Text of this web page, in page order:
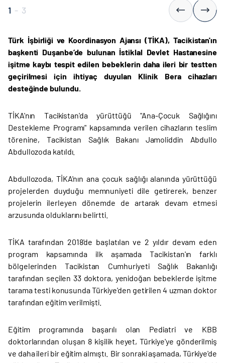
1 - 3
Türk İşbirliği ve Koordinasyon Ajansı (TİKA), Tacikistan'ın
başkenti Duşanbe’de bulunan İstiklal Devlet Hastanesine
işitme kaybı tespit edilen bebeklerin daha ileri bir testten
geçirilmesi için ihtiyaç duyulan Klinik Bera cihazları
desteğinde bulundu.
TİKA'nın Tacikistan'da yürüttüğü "Ana-Çocuk Sağlığını
Destekleme Programı" kapsamında verilen cihazların teslim
törenine, Tacikistan Sağlık Bakanı Jamoliddin Abdullo
Abdullozoda katıldı.
Abdullozoda, TİKA'nın ana çocuk sağlığı alanında yürüttüğü
projelerden duyduğu memnuniyeti dile getirerek, benzer
projelerin ilerleyen dönemde de artarak devam etmesi
arzusunda olduklarını belirtti.
TİKA tarafından 2018'de başlatılan ve 2 yıldır devam eden
program kapsamında ilk aşamada Tacikistan'ın farklı
bölgelerinden Tacikistan Cumhuriyeti Sağlık Bakanlığı
tarafından seçilen 33 doktora, yenidoğan bebeklerde işitme
tarama testi konusunda Türkiye'den getirilen 4 uzman doktor
tarafından eğitim verilmişti.
Eğitim programında başarılı olan Pediatri ve KBB
doktorlarından oluşan 8 kişilik heyet, Türkiye'ye gönderilmiş
ve daha ileri bir eğitim almıştı. Bir sonraki aşamada, Türkiye'de